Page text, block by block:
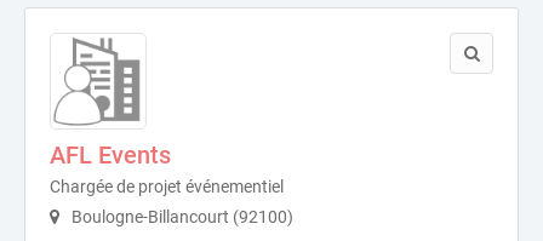
AFL Events
Chargée de projet événementiel
Boulogne-Billancourt (92100)